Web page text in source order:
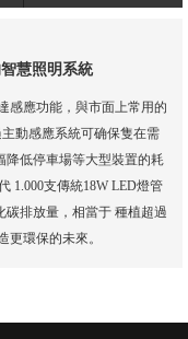
慧照明系統
感應功能，與市面上常用的
動感應系統可确保隻在需
降低停車場等大型裝置的耗
1.000支傳統18W LED燈管
碳排放量，相當于 種植超過
更環保的未來。